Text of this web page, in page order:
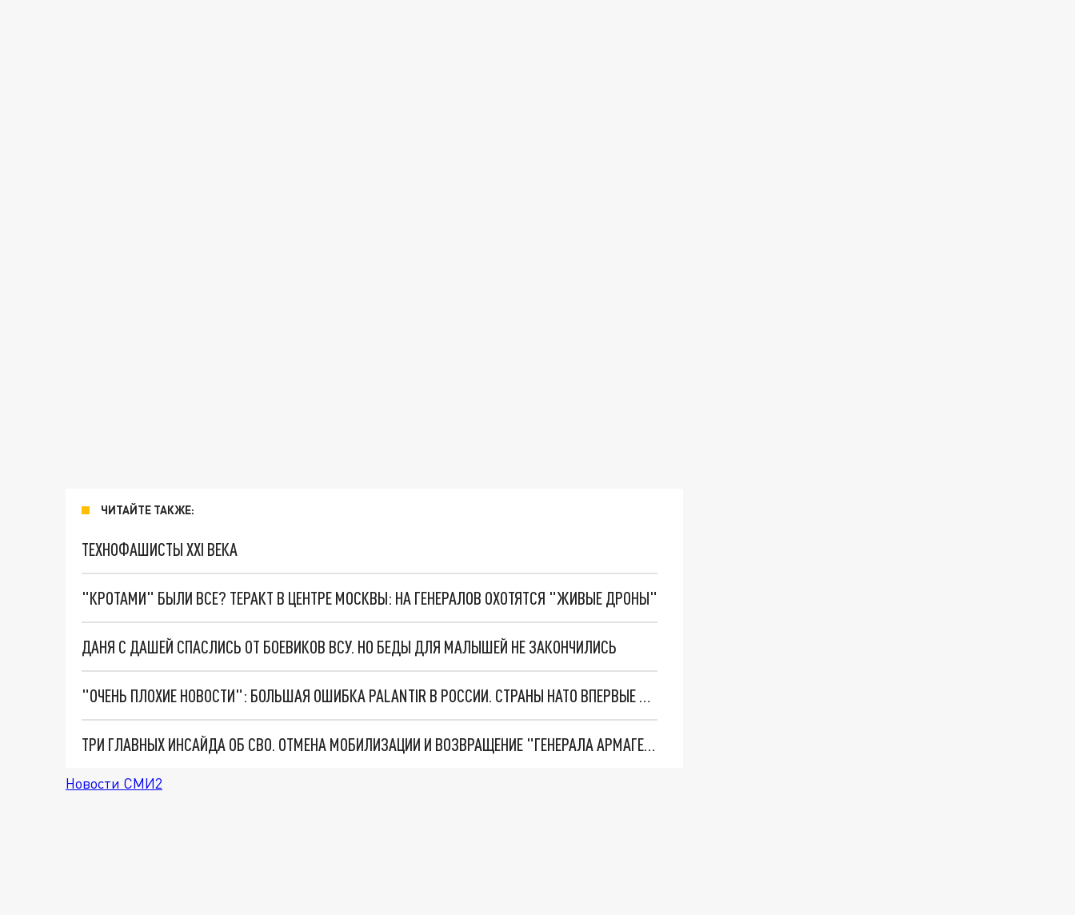
ЧИТАЙТЕ ТАКЖЕ:
ТЕХНОФАШИСТЫ XXI ВЕКА
"КРОТАМИ" БЫЛИ ВСЕ? ТЕРАКТ В ЦЕНТРЕ МОСКВЫ: НА ГЕНЕРАЛОВ ОХОТЯТСЯ "ЖИВЫЕ ДРОНЫ"
ДАНЯ С ДАШЕЙ СПАСЛИСЬ ОТ БОЕВИКОВ ВСУ. НО БЕДЫ ДЛЯ МАЛЫШЕЙ НЕ ЗАКОНЧИЛИСЬ
"ОЧЕНЬ ПЛОХИЕ НОВОСТИ": БОЛЬШАЯ ОШИБКА PALANTIR В РОССИИ. СТРАНЫ НАТО ВПЕРВЫЕ ЗА СВО ОСТАНОВИЛИ ПОСТАВКИ ОРУЖИЯ. ВСУ ТЕРЯЮТ ПРИГРАНИЧЬЕ?
ТРИ ГЛАВНЫХ ИНСАЙДА ОБ СВО. ОТМЕНА МОБИЛИЗАЦИИ И ВОЗВРАЩЕНИЕ "ГЕНЕРАЛА АРМАГЕДДОНА"? ОТЛИЧНЫЕ НОВОСТИ, КОТОРЫЕ ЖДАЛИ ВСЕ
Новости СМИ2